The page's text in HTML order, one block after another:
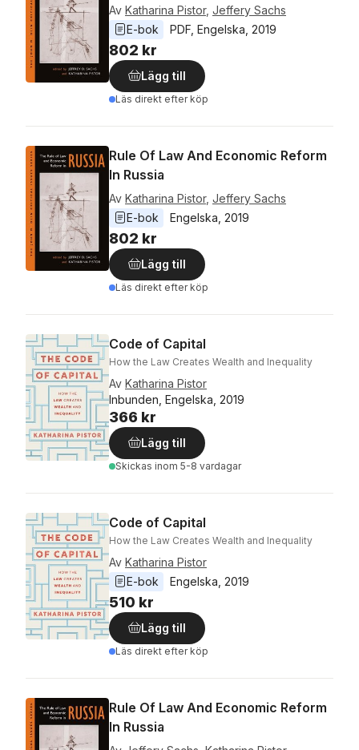
Av Katharina Pistor, Jeffery Sachs
E-bok
PDF Engelska 2019
802 kr
Lägg till
Läs direkt efter köp
Rule Of Law And Economic Reform
In Russia
Av Katharina Pistor, Jeffery Sachs
E-bok
Engelska 2019
802 kr
Lägg till
Läs direkt efter köp
Code of Capital
How the Law Creates Wealth and Inequality
Av Katharina Pistor
Inbunden, Engelska, 2019
366 kr
Lägg till
Skickas inom 5-8 vardagar
Code of Capital
How the Law Creates Wealth and Inequality
Av Katharina Pistor
E-bok
Engelska 2019
510 kr
Lägg till
Läs direkt efter köp
Rule Of Law And Economic Reform
In Russia